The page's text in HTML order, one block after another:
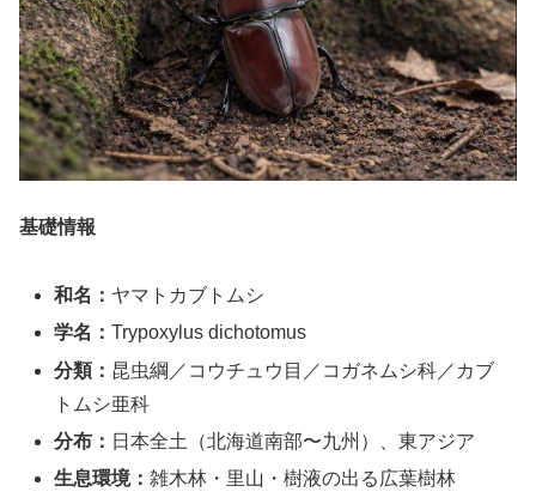
基礎情報
和名： ヤマトカブトムシ
学名：Trypoxylus dichotomus
分類： 昆虫綱／コウチュウ目／コガネムシ科／カブ
トムシ亜科
分布： 日本全土（北海道南部〜九州）、東アジア
生息環境：雑木林・里山・樹液の出る広葉樹林